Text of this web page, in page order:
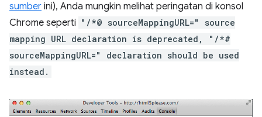
sumber ini), Anda mungkin melihat peringatan di konsol
Chrome seperti "/*@ sourceMappingURL=" source
mapping URL declaration is deprecated, "/*#
sourceMappingURL=" declaration should be used
instead.